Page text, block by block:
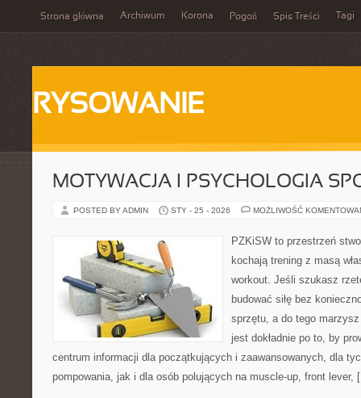
Strona główna Archiwum Korona Pogoń Spis Treści Tagi
RYSOWANIE
MOTYWACJA I PSYCHOLOGIA
POSTED BY ADMIN STY - 25 - 2026 MOŻLIWOŚĆ
PZKiSW to przestrzeń
kochają trening z masą
workout. Jeśli szukasz
budować siłę bez
sprzętu, a do tego
jest dokładnie po to, by
centrum informacji dla początkujących i zaawansowanych, dla
pompowania, jak i dla osób polujących na muscle-up, front lever,